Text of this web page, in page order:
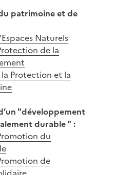
patrimoine et de
Naturels
de la
Protection et la
"développement
durable " :
du
de